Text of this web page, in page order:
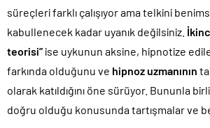
süreçleri farklı çalışıyor ama telkini
kabullenecek kadar uyanık değilsiniz.
teorisi” ise uykunun aksine, hipnotize
farkında olduğunu ve hipnoz uzmanının
olarak katıldığını öne sürüyor. Bununla
doğru olduğu konusunda tartışmalar ve